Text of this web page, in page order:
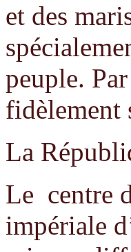
et des
peuple.
fidèlement
La
Le centre
impériale